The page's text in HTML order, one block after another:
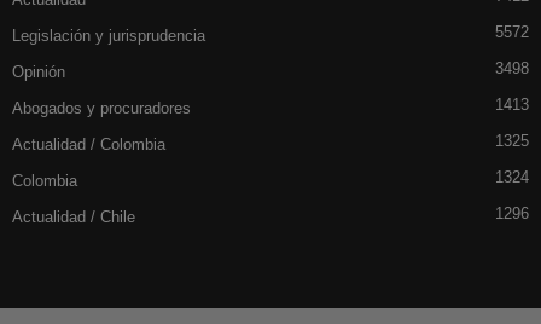
Legislación y jurisprudencia 5572
Opinión 3498
Abogados y procuradores 1413
Actualidad / Colombia 1325
Colombia 1324
Actualidad / Chile 1296